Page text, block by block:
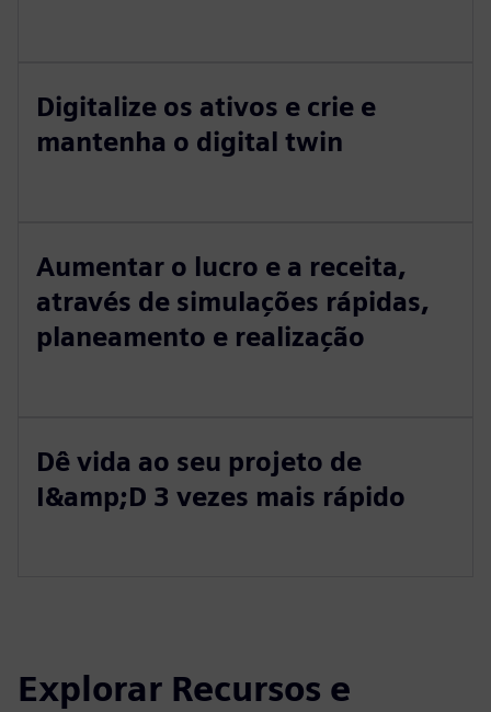
Digitalize os ativos e crie e
mantenha o digital twin
Aumentar o lucro e a receita,
através de simulações rápidas,
planeamento e realização
Dê vida ao seu projeto de
I&amp;D 3 vezes mais rápido
Explorar Recursos e